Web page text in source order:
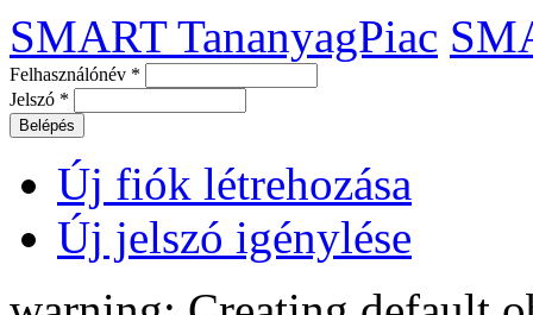
SMART TananyagPiac
Felhasználónév *
Jelszó *
Új fiók létrehozása
Új jelszó igénylése